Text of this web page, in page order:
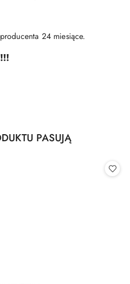
24 miesiące.
PASUJĄ